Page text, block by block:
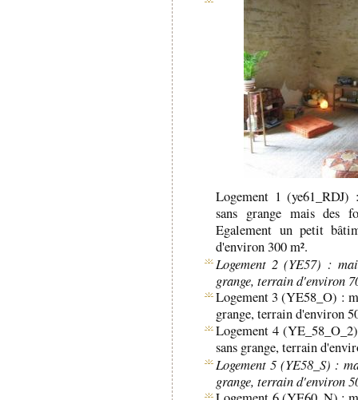
Logement 1
sans grange mais des
Egalement un petit
d'environ 300 m².
Logement 2 (YE57) :
grange, terrain d'environ
Logement 3 (YE58_O) :
grange, terrain d'environ
Logement 4
sans grange, terrain
Logement 5 (YE58_S) :
grange, terrain d'environ